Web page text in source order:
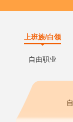
上班族/白领
自由职业